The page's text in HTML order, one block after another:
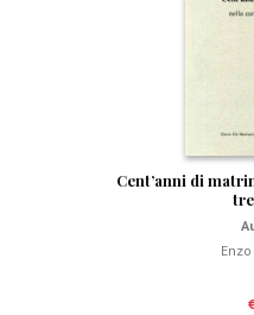
Cent’anni di